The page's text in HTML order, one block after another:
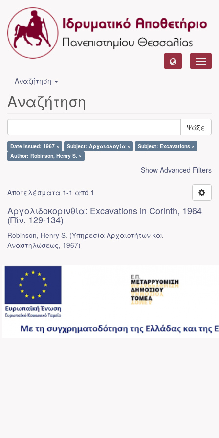
Αναζήτηση
Αναζήτηση
Ψάξε
Date issued: 1967 × Subject: Αρχαιολογία ×
Subject: Excavations ×
Author: Robinson, Henry S. ×
Show Advanced Filters
Αποτελέσματα 1-1 από 1
Αργολιδοκορινθία: Excavations in Corinth, 1964
(Πίν. 129-134)
Robinson, Henry S. (Υπηρεσία Αρχαιοτήτων και
Αναστηλώσεως, 1967)